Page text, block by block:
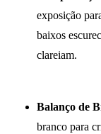
exposição
baixos
clareiam.
Balanço de
branco para